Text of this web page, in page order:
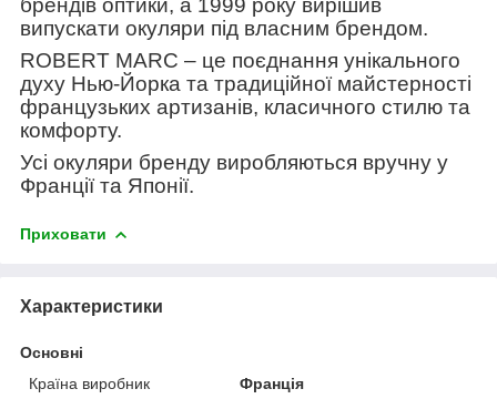
брендів оптики, а 1999 року вирішив
випускати окуляри під власним брендом.
ROBERT MARC – це поєднання унікального
духу Нью-Йорка та традиційної майстерності
французьких артизанів, класичного стилю та
комфорту.
Усі окуляри бренду виробляються вручну у
Франції та Японії.
Приховати
Характеристики
Основні
Країна виробник
Франція